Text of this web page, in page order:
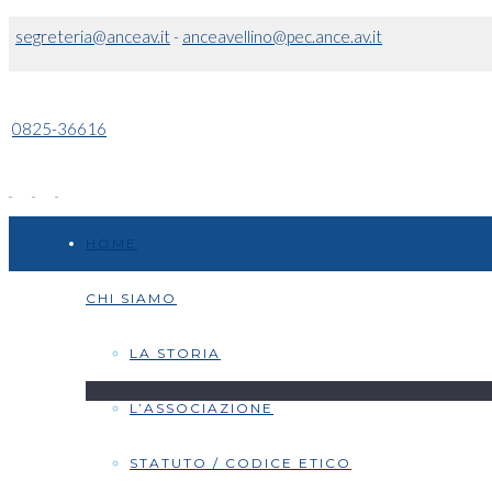
segreteria@anceav.it- anceavellino@pec.ance.av.it
0825-36616
CHI SIAMO
LA STORIA
L’ASSOCIAZIONE
STATUTO / CODICE ETICO